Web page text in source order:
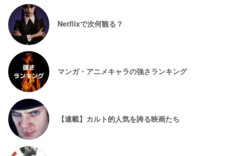
Netflixで次何観る？
マンガ・アニメキャラの強さランキング
【連載】カルト的人気を誇る映画たち